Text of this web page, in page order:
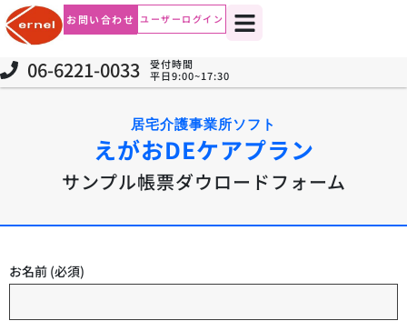
お問い合わせ ユーザーログイン
06-6221-0033
受付時間
平日9:00~17:30
居宅介護事業所ソフト
えがおDEケアプラン
サンプル帳票ダウロードフォーム
お名前 (必須)